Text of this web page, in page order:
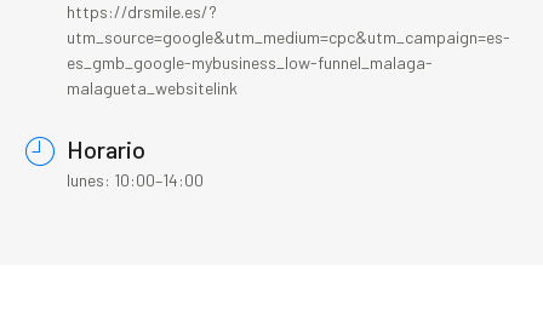
https://drsmile.es/?
utm_source=google&utm_medium=cpc&utm_campaign=es-
es_gmb_google-mybusiness_low-funnel_malaga-
malagueta_websitelink
Horario
lunes: 10:00–14:00